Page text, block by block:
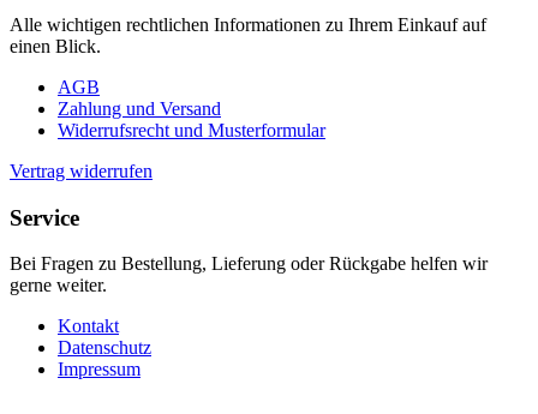
Alle wichtigen rechtlichen Informationen zu Ihrem Einkauf auf
einen Blick.
AGB
Zahlung und Versand
Widerrufsrecht und Musterformular
Vertrag widerrufen
Service
Bei Fragen zu Bestellung, Lieferung oder Rückgabe helfen wir
gerne weiter.
Kontakt
Datenschutz
Impressum